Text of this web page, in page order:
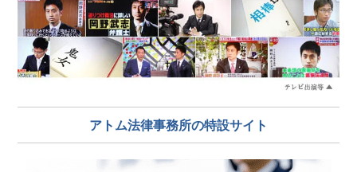
アトム法律事務所の特設サイト